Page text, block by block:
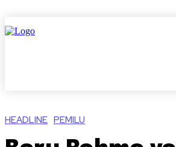
HEADLINE PEMILU